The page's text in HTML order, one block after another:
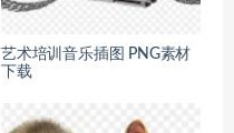
艺术培训音乐插图 PNG素材
下载